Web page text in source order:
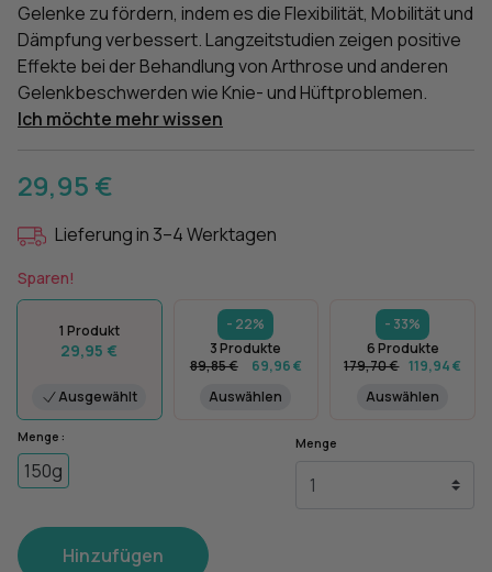
Gelenke zu fördern, indem es die Flexibilität, Mobilität und
Dämpfung verbessert. Langzeitstudien zeigen positive
Effekte bei der Behandlung von Arthrose und anderen
Gelenkbeschwerden wie Knie- und Hüftproblemen.
Ich möchte mehr wissen
29,95 €
Lieferung in 3–4 Werktagen
Sparen!
1 Produkt
29,95 €
Ausgewählt
- 22%
3 Produkte
89,85 €
69,96 €
Auswählen
- 33%
6 Produkte
179,70 € 119,94 €
Auswählen
Menge :
150g
Menge
Hinzufügen